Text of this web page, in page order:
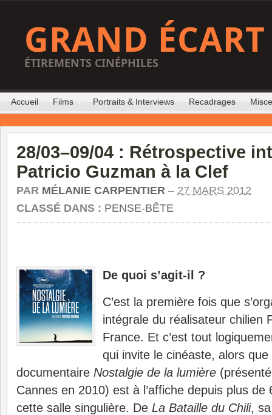
GRAND ÉCART
ÉTIREMENTS CINÉPHILES
Accueil Films Portraits & Interviews Recadrages
28/03–09/04 : Rétrospective
Patricio Guzman à la Clef
PAR MÉLANIE CARPENTIER – 27 MARS 2012
CLASSÉ DANS : PENSE-BÊTE
De quoi s’agit-il ?
C’est la première fois que
intégrale du réalisateur chilien
France. Et c’est tout
qui invite le cinéaste, alors
documentaire Nostalgie de la lumière
Cannes en 2010) est à l’affiche depuis plus de
cette salle singulière. De La Bataille du Chili,